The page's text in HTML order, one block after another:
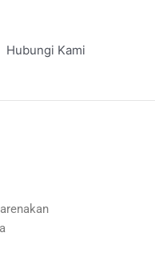
Hubungi Kami